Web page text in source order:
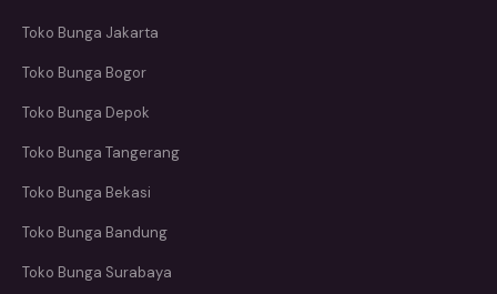
Toko Bunga Jakarta
Toko Bunga Bogor
Toko Bunga Depok
Toko Bunga Tangerang
Toko Bunga Bekasi
Toko Bunga Bandung
Toko Bunga Surabaya